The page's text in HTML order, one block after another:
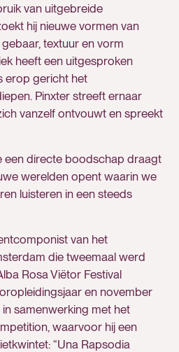
van uitgebreide
hij nieuwe vormen van
textuur en vorm
heeft een uitgesproken
erop gericht het
Pinxter streeft ernaar
vanzelf ontvouwt en spreekt
een directe boodschap draagt
werelden opent waarin we
luisteren in een steeds
van het
die tweemaal werd
Rosa Viëtor Festival
en november
samenwerking met het
waarvoor hij een
“Una Rapsodia